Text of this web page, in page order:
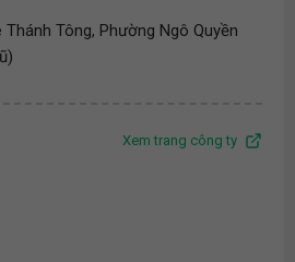
Thánh Tông, Phường Ngô Quyền
Xem trang công ty